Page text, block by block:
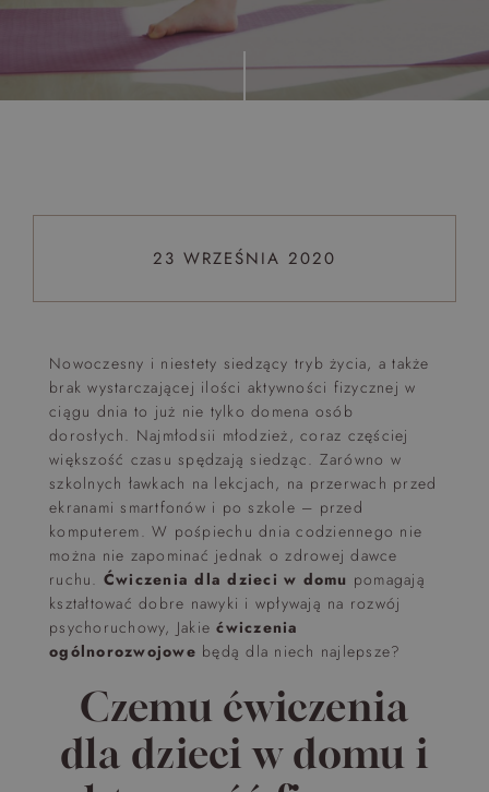
Top 5 bestsellers
WAKACJE nad morzem - Wyspa Skarbów - Pełne
23 WRZEŚNIA 2020
Nowoczesny i niestety siedzący tryb życia, a także
brak wystarczającej ilości aktywności fizycznej w
ciągu dnia to już nie tylko domena osób
dorosłych. Najmłodsii młodzież, coraz częściej
większość czasu spędzają siedząc. Zarówno w
szkolnych ławkach na lekcjach, na przerwach przed
ekranami smartfonów i po szkole – przed
komputerem. W pośpiechu dnia codziennego nie
można nie zapominać jednak o zdrowej dawce
ruchu. Ćwiczenia dla dzieci w domu pomagają
kształtować dobre nawyki i wpływają na rozwój
psychoruchowy, Jakiećwiczenia
ogólnorozwojowe będą dla niech najlepsze?
Czemu ćwiczenia
dla dzieci w domu i